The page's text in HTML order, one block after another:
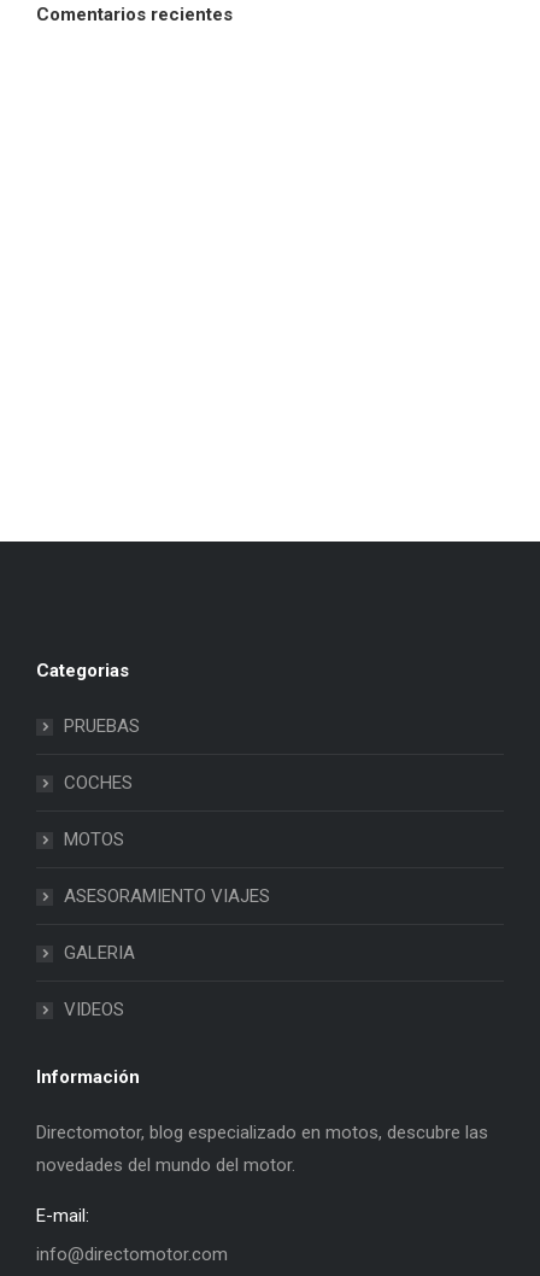
Comentarios recientes
Categorias
PRUEBAS
COCHES
MOTOS
ASESORAMIENTO VIAJES
GALERIA
VIDEOS
Información
Directomotor, blog especializado en motos, descubre las
novedades del mundo del motor.
E-mail:
info@directomotor.com